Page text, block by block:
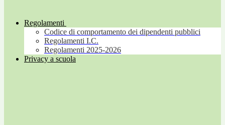
Regolamenti
Codice di comportamento dei dipendenti pubblici
Regolamenti I.C.
Regolamenti 2025-2026
Privacy a scuola